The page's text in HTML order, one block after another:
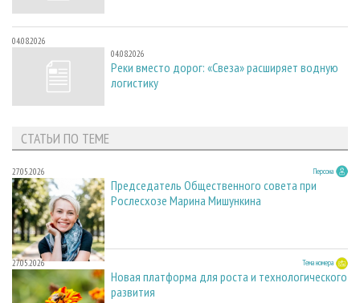
04.08.2026
04.08.2026
Реки вместо дорог: «Свеза» расширяет водную
логистику
СТАТЬИ ПО ТЕМЕ
27.05.2026 Персона
Председатель Общественного совета при
Рослесхозе Марина Мишункина
27.05.2026 Тема номера
Новая платформа для роста и технологического
развития